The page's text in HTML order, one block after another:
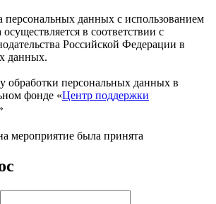
персональных данных с использованием
в соответствии с
Российской Федерации в
данных.
обработки персональных данных в
фонде «Центр поддержки
мероприятие была принята